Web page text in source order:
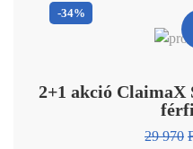
-34%
2+1 akció ClaimaX
29 970